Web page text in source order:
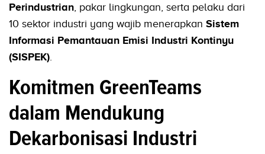
Perindustrian , pakar lingkungan, serta pelaku dari
10 sektor industri yang wajib menerapkan Sistem
Informasi Pemantauan Emisi Industri Kontinyu
(SISPEK)
Komitmen GreenTeams
dalam Mendukung
Dekarbonisasi Industri